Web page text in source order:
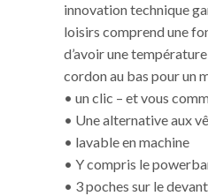
innovation technique
loisirs comprend une
d’avoir une
cordon au bas pour un
• un clic – et vous
• Une alternative aux
• lavable en machine
• Y compris le
• 3 poches sur le devant